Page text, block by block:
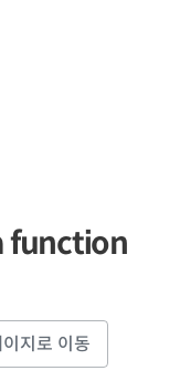
function
지로 이동